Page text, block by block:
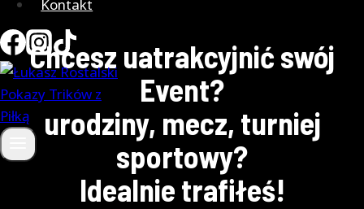
Kontakt
Chcesz uatrakcyjnić swój
Event?
urodziny, mecz, turniej
sportowy?
Idealnie trafiłeś!